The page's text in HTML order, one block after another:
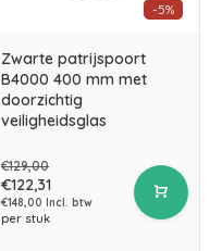
-5%
Zwarte patrijspoort
B4000 400 mm met
doorzichtig
veiligheidsglas
€129,00
€122,31
€148,00 Incl. btw
per stuk